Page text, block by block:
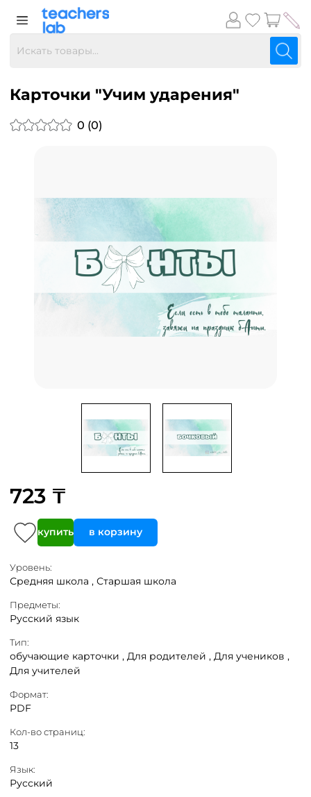
Карточки "Учим ударения"
0 (0)
723 ₸
купить в корзину
Уровень:
Средняя школа , Старшая школа
Предметы:
Русский язык
Тип:
обучающие карточки , Для родителей , Для учеников ,
Для учителей
Формат:
PDF
Кол-во страниц:
13
Язык:
Русский